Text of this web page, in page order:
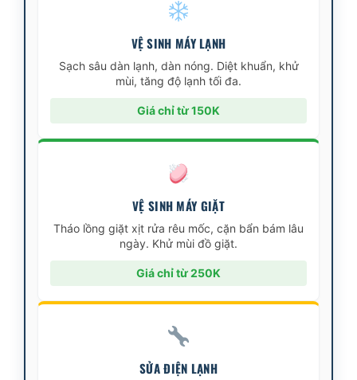
VỆ SINH MÁY LẠNH
Sạch sâu dàn lạnh, dàn nóng. Diệt khuẩn, khử
mùi, tăng độ lạnh tối đa.
Giá chỉ từ 150K
VỆ SINH MÁY GIẶT
Tháo lồng giặt xịt rửa rêu mốc, cặn bẩn bám lâu
ngày. Khử mùi đồ giặt.
Giá chỉ từ 250K
SỬA ĐIỆN LẠNH